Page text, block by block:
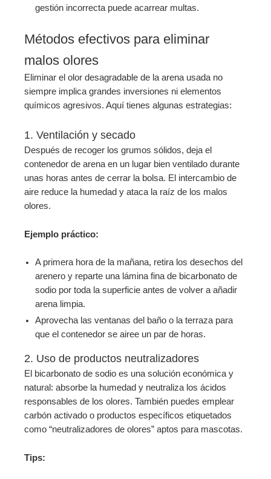
gestión incorrecta puede acarrear multas.
Métodos efectivos para eliminar
malos olores
Eliminar el olor desagradable de la arena usada no
siempre implica grandes inversiones ni elementos
químicos agresivos. Aquí tienes algunas estrategias:
1. Ventilación y secado
Después de recoger los grumos sólidos, deja el
contenedor de arena en un lugar bien ventilado durante
unas horas antes de cerrar la bolsa. El intercambio de
aire reduce la humedad y ataca la raíz de los malos
olores.
Ejemplo práctico:
A primera hora de la mañana, retira los desechos del
arenero y reparte una lámina fina de bicarbonato de
sodio por toda la superficie antes de volver a añadir
arena limpia.
Aprovecha las ventanas del baño o la terraza para
que el contenedor se airee un par de horas.
2. Uso de productos neutralizadores
El bicarbonato de sodio es una solución económica y
natural: absorbe la humedad y neutraliza los ácidos
responsables de los olores. También puedes emplear
carbón activado o productos específicos etiquetados
como “neutralizadores de olores” aptos para mascotas.
Tips: